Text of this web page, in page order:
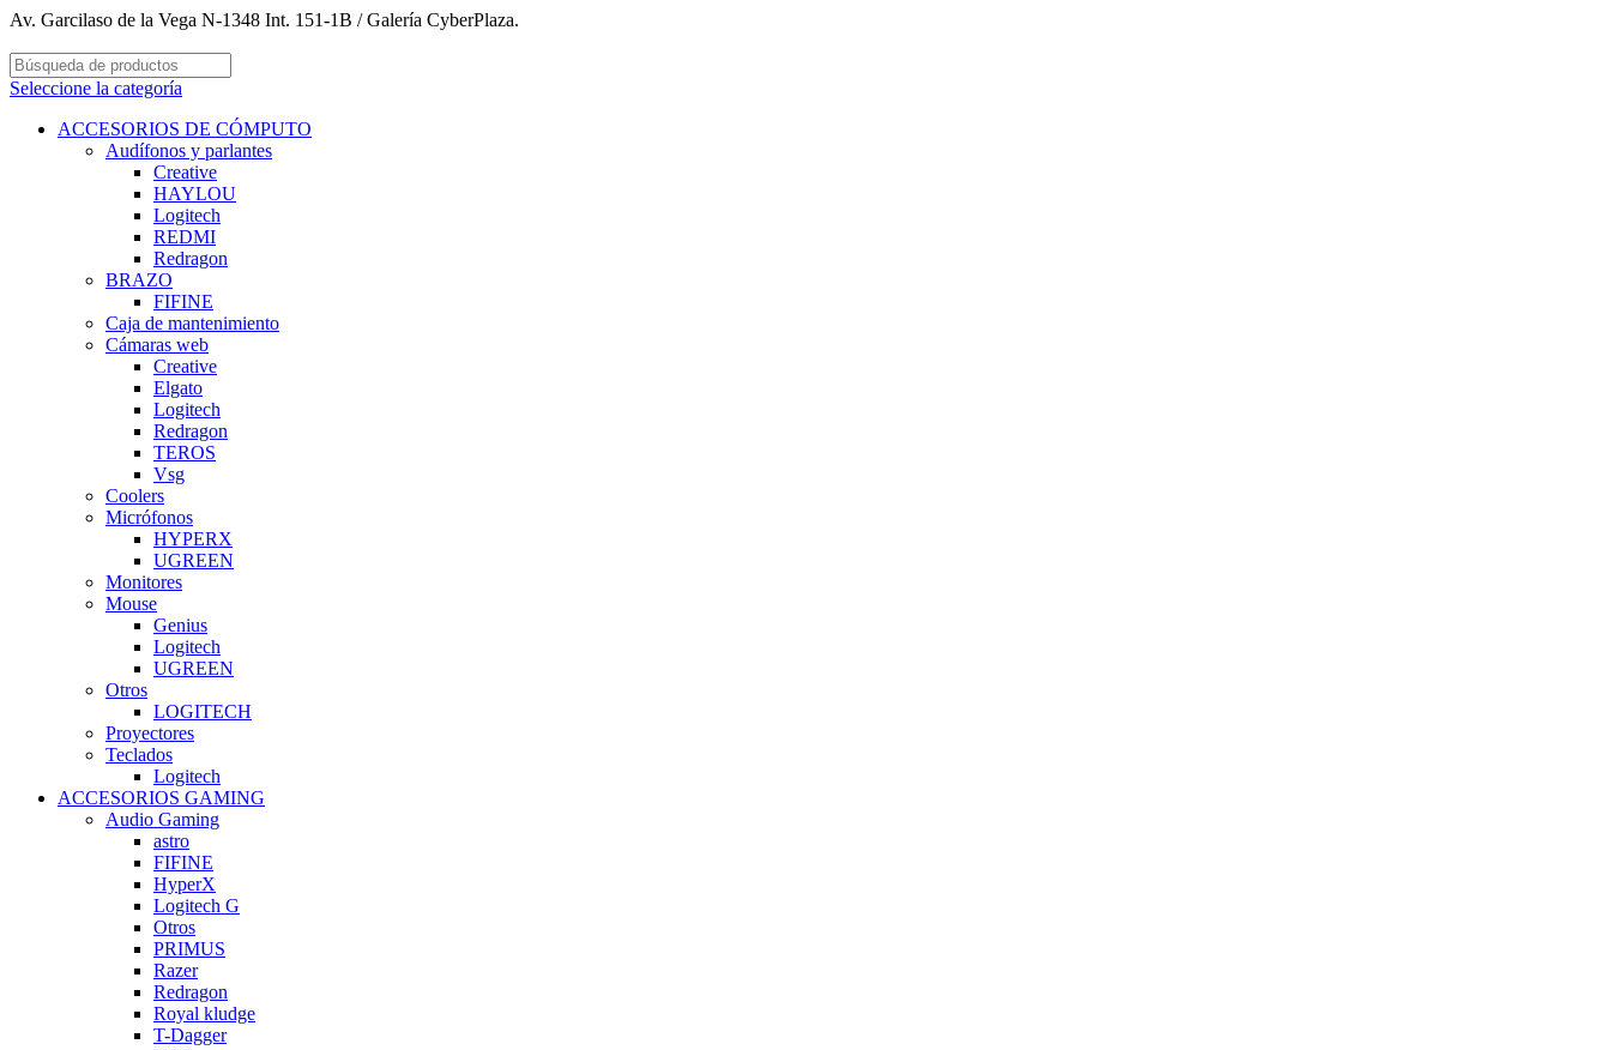
Av. Garcilaso de la Vega N-1348 Int. 151-1B / Galería CyberPlaza.
Seleccione la categoría
ACCESORIOS DE CÓMPUTO
Audífonos y parlantes
Creative
HAYLOU
Logitech
REDMI
Redragon
BRAZO
FIFINE
Caja de mantenimiento
Cámaras web
Creative
Elgato
Logitech
Redragon
TEROS
Vsg
Coolers
Micrófonos
HYPERX
UGREEN
Monitores
Mouse
Genius
Logitech
UGREEN
Otros
LOGITECH
Proyectores
Teclados
Logitech
ACCESORIOS GAMING
Audio Gaming
astro
FIFINE
HyperX
Logitech G
Otros
PRIMUS
Razer
Redragon
Royal kludge
T-Dagger